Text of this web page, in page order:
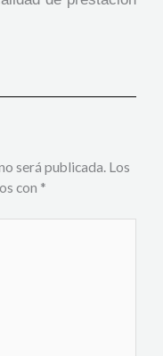
será publicada. Los
con *